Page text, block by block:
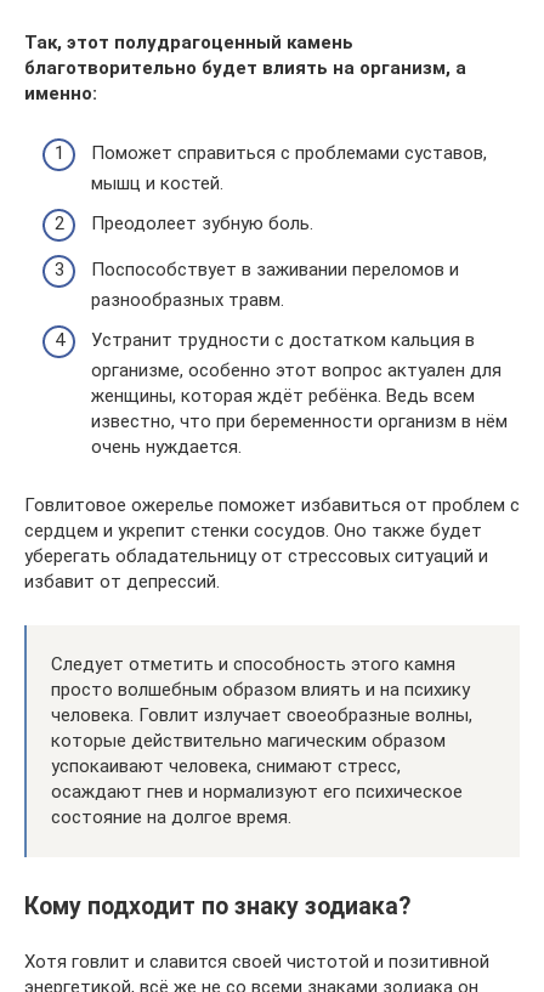
Так, этот полудрагоценный камень
благотворительно будет влиять на организм, а
именно:
Поможет справиться с проблемами суставов,
мышц и костей.
Преодолеет зубную боль.
Поспособствует в заживании переломов и
разнообразных травм.
Устранит трудности с достатком кальция в
организме, особенно этот вопрос актуален для
женщины, которая ждёт ребёнка. Ведь всем
известно, что при беременности организм в нём
очень нуждается.
Говлитовое ожерелье поможет избавиться от проблем с
сердцем и укрепит стенки сосудов. Оно также будет
уберегать обладательницу от стрессовых ситуаций и
избавит от депрессий.
Следует отметить и способность этого камня
просто волшебным образом влиять и на психику
человека. Говлит излучает своеобразные волны,
которые действительно магическим образом
успокаивают человека, снимают стресс,
осаждают гнев и нормализуют его психическое
состояние на долгое время.
Кому подходит по знаку зодиака?
Хотя говлит и славится своей чистотой и позитивной
энергетикой, всё же не со всеми знаками зодиака он